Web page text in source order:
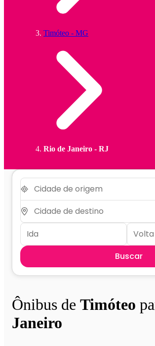
Timóteo - MG
Rio de Janeiro - RJ
Buscar
Ônibus de Timóteo
Janeiro